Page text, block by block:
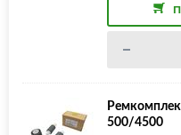
500/4500